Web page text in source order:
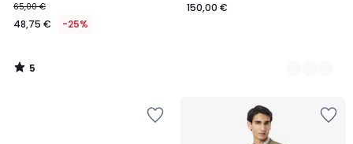
65,00 €
48,75 € -25%
5
/
150,00 €